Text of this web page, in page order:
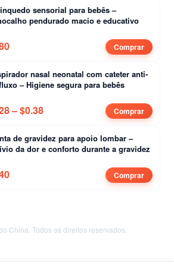
sensorial para bebês –
pendurado macio e educativo
Comprar
nasal neonatal com cateter anti-
– Higiene segura para bebês
–$0.38 Price range: $0.28 through
Comprar
de gravidez para apoio lombar –
da dor e conforto durante a gravidez
Comprar
China. Todos os direitos reservados.